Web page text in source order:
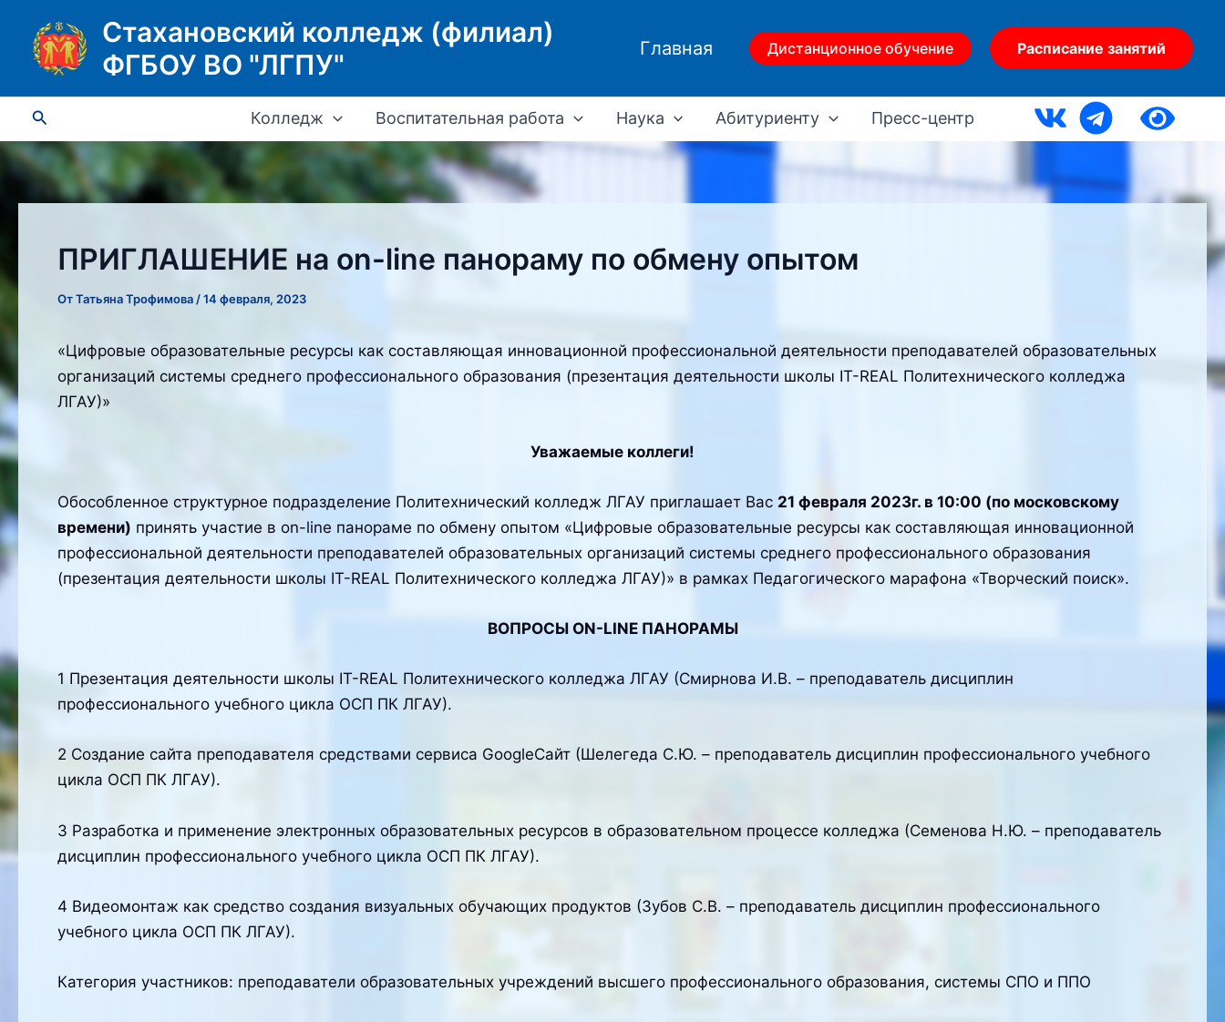
содержимому
Стахановский колледж (филиал)
ФГБОУ ВО "ЛГПУ"
Главная Дистанционное обучение Расписание занятий
Поиск Колледж Воспитательная работа Наука Абитуриенту Пресс-центр
ПРИГЛАШЕНИЕ на on-line панораму по обмену опытом
ОтТатьяна Трофимова /14 февраля, 2023
«Цифровые образовательные ресурсы как составляющая инновационной профессиональной деятельности преподавателей образовательных
организаций системы среднего профессионального образования (презентация деятельности школы IT-REAL Политехнического колледжа
ЛГАУ)»
Уважаемые коллеги!
Обособленное структурное подразделение Политехнический колледж ЛГАУ приглашает Вас 21 февраля 2023г. в 10:00 (по московскому
времени) принять участие в on-line панораме по обмену опытом «Цифровые образовательные ресурсы как составляющая инновационной
профессиональной деятельности преподавателей образовательных организаций системы среднего профессионального образования
(презентация деятельности школы IT-REAL Политехнического колледжа ЛГАУ)» в рамках Педагогического марафона «Творческий поиск».
ВОПРОСЫ ON-LINE ПАНОРАМЫ
1 Презентация деятельности школы IT-REAL Политехнического колледжа ЛГАУ (Смирнова И.В. – преподаватель дисциплин
профессионального учебного цикла ОСП ПК ЛГАУ).
2 Создание сайта преподавателя средствами сервиса GoogleСайт (Шелегеда С.Ю. – преподаватель дисциплин профессионального учебного
цикла ОСП ПК ЛГАУ).
3 Разработка и применение электронных образовательных ресурсов в образовательном процессе колледжа (Семенова Н.Ю. – преподаватель
дисциплин профессионального учебного цикла ОСП ПК ЛГАУ).
4 Видеомонтаж как средство создания визуальных обучающих продуктов (Зубов С.В. – преподаватель дисциплин профессионального
учебного цикла ОСП ПК ЛГАУ).
Категория участников: преподаватели образовательных учреждений высшего профессионального образования, системы СПО и ППО